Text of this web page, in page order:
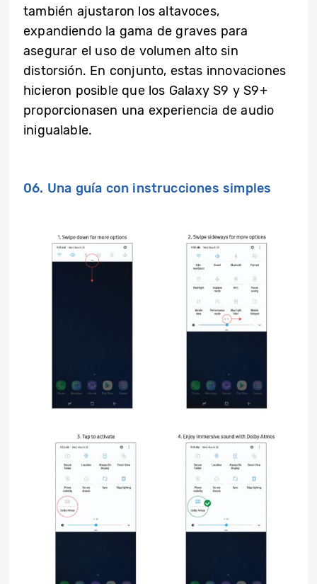
también ajustaron los altavoces,
expandiendo la gama de graves para
asegurar el uso de volumen alto sin
distorsión. En conjunto, estas innovaciones
hicieron posible que los Galaxy S9 y S9+
proporcionasen una experiencia de audio
inigualable.
06. Una guía con instrucciones simples